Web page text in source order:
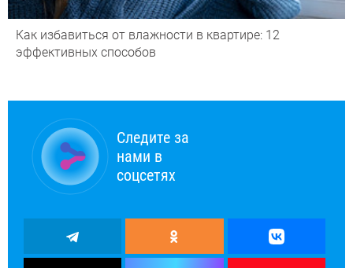
Как избавиться от влажности в квартире: 12
эффективных способов
Следите за
нами в
соцсетях